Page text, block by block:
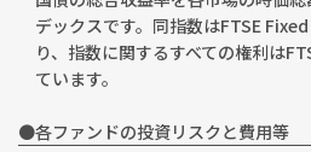
デックスです。同指数はFTSE
り、指数に関するすべての権利は
ています。
●各ファンドの投資リスクと費用等